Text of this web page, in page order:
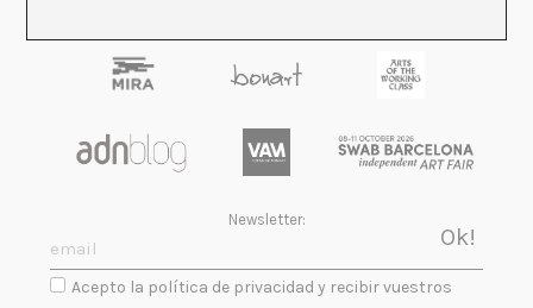
Newsletter:
Acepto la política de privacidad y recibir vuestros